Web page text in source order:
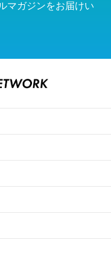
マガジンをお届けい